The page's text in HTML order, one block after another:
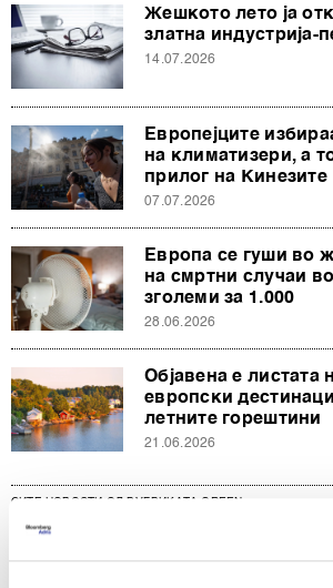
Жешкото лето ја
златна индустрија-
14.07.2026
Европејците
на климатизери, а
прилог на Кинезите
07.07.2026
Европа се гуши во
на смртни случаи
зголеми за 1.000
28.06.2026
Објавена е листата
европски
летните горештини
21.06.2026
СИТЕ НОВОСТИ ОД РУБРИКАТА GREEN